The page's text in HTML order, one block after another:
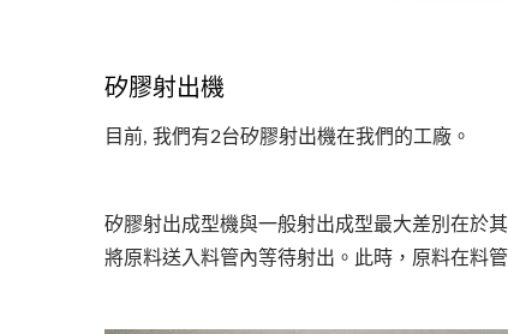
矽膠射出機
目前, 我們有2台矽膠射出機在我們的工廠。
矽膠射出成型機與一般射出成型最大差別在於
將原料送入料管內等待射出。此時，原料在料